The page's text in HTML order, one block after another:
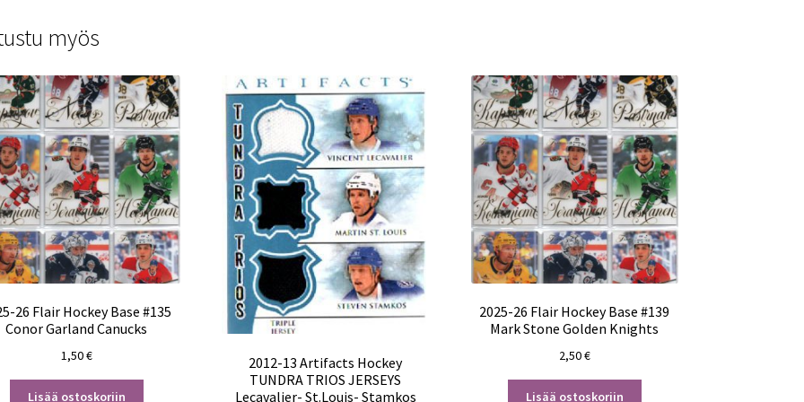
myös
26 Flair Hockey Base #135
Conor Garland Canucks
1,50€
Lisää ostoskoriin
2012-13 Artifacts Hockey
TUNDRA TRIOS JERSEYS
Lecavalier- St.Louis- Stamkos
2025-26 Flair Hockey Base #139
Mark Stone Golden Knights
2,50€
Lisää ostoskoriin